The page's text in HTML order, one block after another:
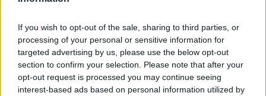
If you wish to opt-out of the sale, sharing to third parties, or
processing of your personal or sensitive information for
targeted advertising by us, please use the below opt-out
section to confirm your selection. Please note that after your
opt-out request is processed you may continue seeing
interest-based ads based on personal information utilized by
Cette réaction mousseuse aide à décoller les résidus
incrustés tout en neutralisant les odeurs les plus
coriaces. C’est aussi une méthode très efficace pour
entretenir régulièrement vos éponges, en
complément d’un lavage classique.